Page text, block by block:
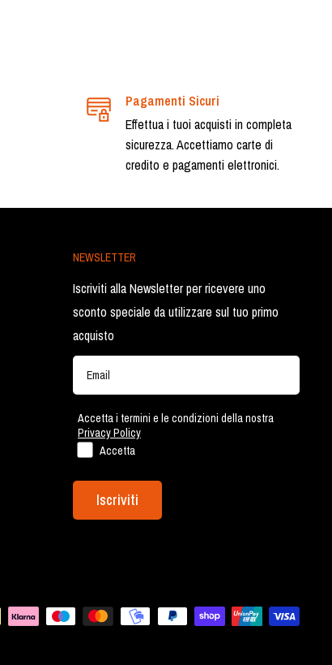
Pagamenti Sicuri
Effettua i tuoi acquisti in completa
sicurezza. Accettiamo carte di
credito e pagamenti elettronici.
NEWSLETTER
Iscriviti alla Newsletter per ricevere uno
sconto speciale da utilizzare sul tuo primo
acquisto
Accetta i termini e le condizioni della nostra
Privacy Policy
Accetta
Iscriviti